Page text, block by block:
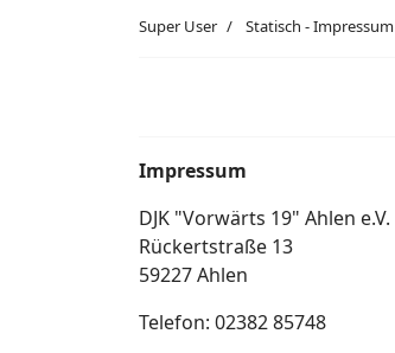
Super User Statisch - Impressum
Impressum
DJK "Vorwärts 19" Ahlen e.V.
Rückertstraße 13
59227 Ahlen
Telefon: 02382 85748